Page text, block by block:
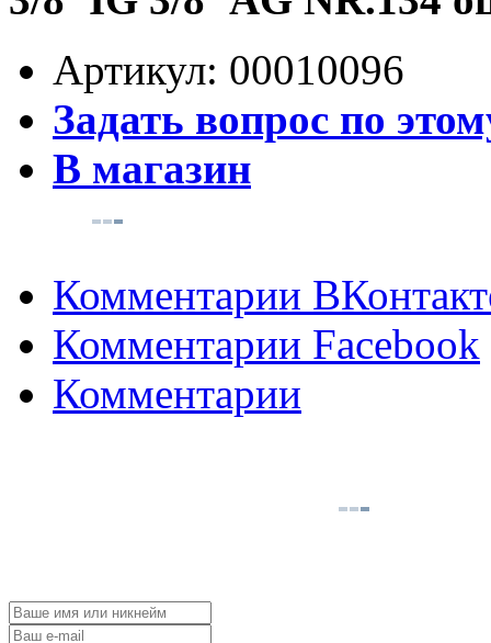
Артикул: 00010096
Задать вопрос по
В магазин
Комментарии
Комментарии Facebook
Комментарии